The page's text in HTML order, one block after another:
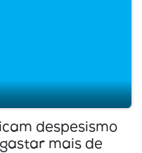
despesismo
mais de